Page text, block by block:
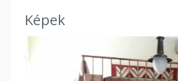
Képek